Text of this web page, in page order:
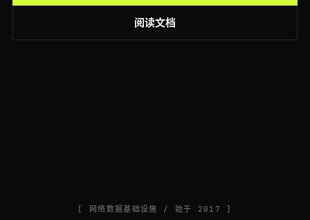
阅读文档
[ 网络数据基础设施 / 始于 2017 ]